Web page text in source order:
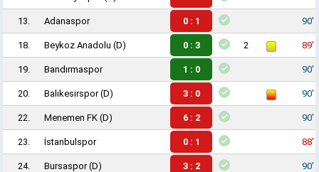
13. Adanaspor 0 : 1 90'
18. Beykoz Anadolu (D) 0 : 3 2 89'
19. Bandırmaspor 1 : 0 90'
20. Balıkesirspor(D) 3 : 0 90'
22. Menemen FK (D) 6 : 2 90'
23. İstanbulspor 0 : 1 88'
24. Bursaspor(D) 3 : 2 90'